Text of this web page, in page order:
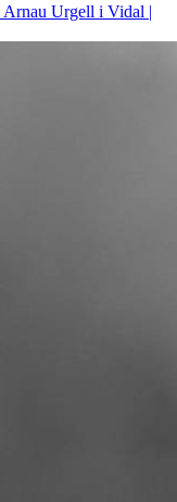
Arnau Urgell i Vidal |